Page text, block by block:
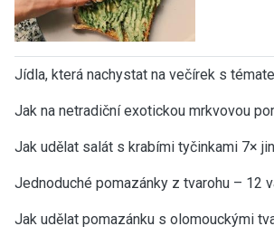
Jídla, která nachystat na večírek s
Jak na netradiční exotickou mrkvovou
Jak udělat salát s krabími tyčinkami 7×
Jednoduché pomazánky z tvarohu – 12
Jak udělat pomazánku s olomouckými